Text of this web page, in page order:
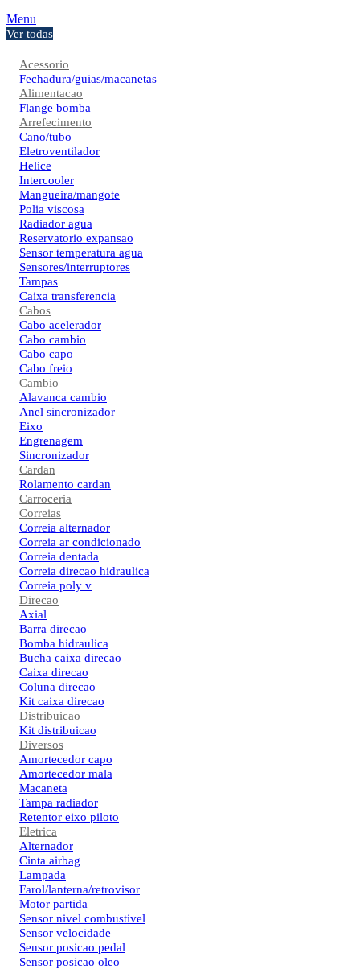
Menu
Ver todas
Acessorio
Fechadura/guias/macanetas
Alimentacao
Flange bomba
Arrefecimento
Cano/tubo
Eletroventilador
Helice
Intercooler
Mangueira/mangote
Polia viscosa
Radiador agua
Reservatorio expansao
Sensor temperatura agua
Sensores/interruptores
Tampas
Caixa transferencia
Cabos
Cabo acelerador
Cabo cambio
Cabo capo
Cabo freio
Cambio
Alavanca cambio
Anel sincronizador
Eixo
Engrenagem
Sincronizador
Cardan
Rolamento cardan
Carroceria
Correias
Correia alternador
Correia ar condicionado
Correia dentada
Correia direcao hidraulica
Correia poly v
Direcao
Axial
Barra direcao
Bomba hidraulica
Bucha caixa direcao
Caixa direcao
Coluna direcao
Kit caixa direcao
Distribuicao
Kit distribuicao
Diversos
Amortecedor capo
Amortecedor mala
Macaneta
Tampa radiador
Retentor eixo piloto
Eletrica
Alternador
Cinta airbag
Lampada
Farol/lanterna/retrovisor
Motor partida
Sensor nivel combustivel
Sensor velocidade
Sensor posicao pedal
Sensor posicao oleo